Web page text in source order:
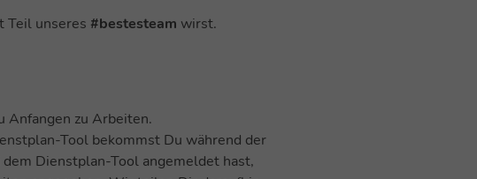
Teil unseres #bestesteam wirst.
Anfangen zu Arbeiten.
Tool bekommst Du während der
Dienstplan-Tool angemeldet hast,